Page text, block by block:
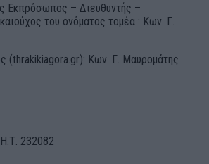
Εκπρόσωπος – Διευθυντής –
του ονόματος τομέα : Κων. Γ.
(thrakikiagora.gr): Κων. Γ. Μαυρομάτης
232082